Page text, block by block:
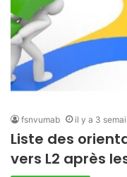
fsnvumab il y a 3
Liste des
vers L2 après